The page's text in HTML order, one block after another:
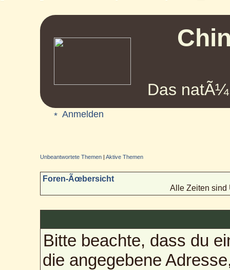
Das
Anmelden
Unbeantwortete Themen |Aktive Themen
Foren-Ãœbersicht
Alle Zeiten sind
Bitte beachte, dass du
die angegebene